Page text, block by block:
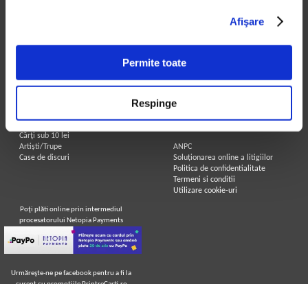
Afişare
Permite toate
Respinge
Arhivă carți
Colecții
Cărţi sub 10 lei
Artiști/Trupe
Case de discuri
Achizitii viniluri, casete, CD/DVD
Contact
Politica de livrare
Angajari - Cariere
ANPC
Soluționarea online a litigiilor
Politica de confidentialitate
Termeni si conditii
Utilizare cookie-uri
Poţi plăti online prin intermediul
procesatorului Netopia Payments
Urmăreşte-ne pe facebook pentru a fi la